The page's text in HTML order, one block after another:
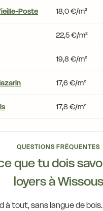
Poste 18,0 €/m²
22,5 €/m²
19,8 €/m²
17,6 €/m²
17,8 €/m²
QUESTIONS FRÉQUENTES
que tu dois
loyers à Wissous
à tout, sans langue de